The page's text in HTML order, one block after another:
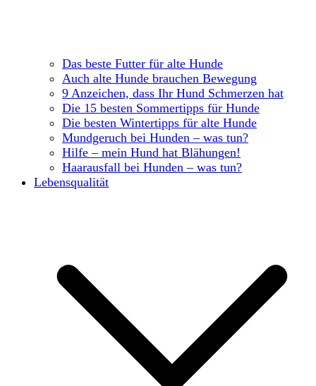
Das beste Futter für alte Hunde
Auch alte Hunde brauchen Bewegung
9 Anzeichen, dass Ihr Hund Schmerzen hat
Die 15 besten Sommertipps für Hunde
Die besten Wintertipps für alte Hunde
Mundgeruch bei Hunden – was tun?
Hilfe – mein Hund hat Blähungen!
Haarausfall bei Hunden – was tun?
Lebensqualität